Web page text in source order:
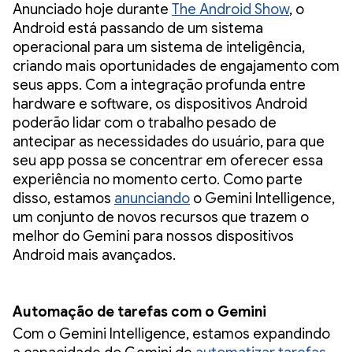
Anunciado hoje durante The Android Show, o
Android está passando de um sistema
operacional para um sistema de inteligência,
criando mais oportunidades de engajamento com
seus apps. Com a integração profunda entre
hardware e software, os dispositivos Android
poderão lidar com o trabalho pesado de
antecipar as necessidades do usuário, para que
seu app possa se concentrar em oferecer essa
experiência no momento certo. Como parte
disso, estamos anunciando o Gemini Intelligence,
um conjunto de novos recursos que trazem o
melhor do Gemini para nossos dispositivos
Android mais avançados.
Automação de tarefas com o Gemini
Com o Gemini Intelligence, estamos expandindo